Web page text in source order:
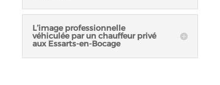
L’image professionnelle
véhiculée par un chauffeur privé
aux Essarts-en-Bocage